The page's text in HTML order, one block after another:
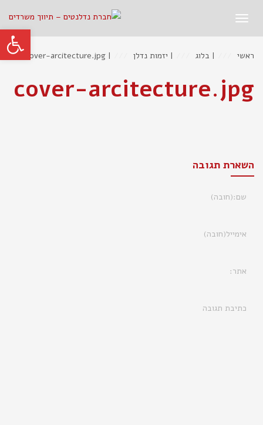
תפריט
ראשי | בלוג | יזמות נדלן |
cover-arcitecture.jpg
cover-arcitecture.jpg
השארת תגובה
פתח